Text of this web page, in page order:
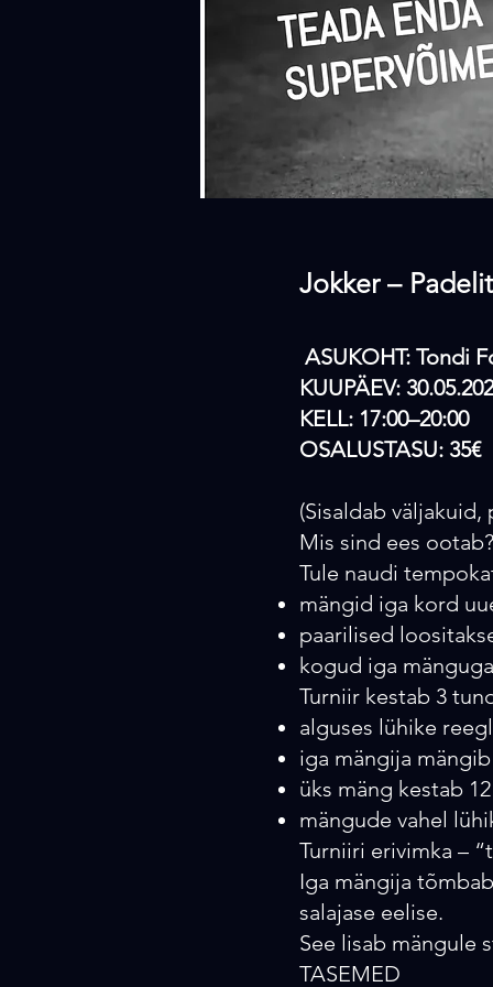
Jokker –
ASUKOHT: Tondi
KUUPÄEV:
KELL: 17:00–20:00
OSALUSTASU: 35€
(Sisaldab
Mis sind ees ootab?
Tule naudi
mängid iga kord
paarilised
kogud iga
Turniir kestab 3
alguses lühike
iga mängija
üks mäng kestab
mängude vahel
Turniiri erivimka –
Iga mängija
salajase eelise.​
See lisab mängule
TASEMED